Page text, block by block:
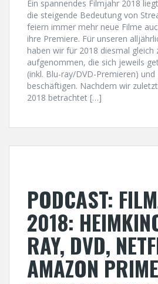
Ein spannendes Filmjahr 2018
die steigende Bedeutung von
feiern immer mehr neue Filme
ihre Premiere. Für unseren
haben wir für 2018 diesmal gleich
aufgenommen, die sich jeweils
(inkl. Blu-ray/DVD-Premieren) und
beschäftigen. Nachdem wir
2018 betrachtet […]
PODCAST:
2018:
RAY, DVD,
AMAZON